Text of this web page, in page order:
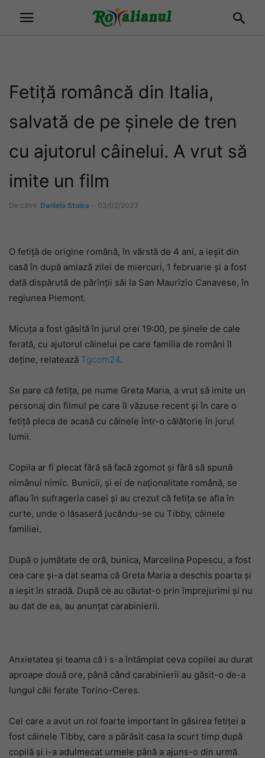
Fetiță româncă din Italia,
salvată de pe șinele de tren
cu ajutorul câinelui. A vrut să
imite un film
De către Daniela Stoica - 03/02/2023
O fetiță de origine română, în vârstă de 4 ani, a ieșit din
casă în după amiază zilei de miercuri, 1 februarie și a fost
dată dispărută de părinții săi la San Maurizio Canavese, în
regiunea Piemont.
Micuța a fost găsită în jurul orei 19:00, pe șinele de cale
ferată, cu ajutorul câinelui pe care familia de români îl
deține, relatează Tgcom24.
Se pare că fetița, pe nume Greta Maria, a vrut să imite un
personaj din filmul pe care îl văzuse recent și în care o
fetiță pleca de acasă cu câinele într-o călătorie în jurul
lumii.
Copila ar fi plecat fără să facă zgomot și fără să spună
nimănui nimic. Bunicii, și ei de naționalitate română, se
aflau în sufrageria casei și au crezut că fetița se afla în
curte, unde o lăsaseră jucându-se cu Tibby, câinele
familiei.
După o jumătate de oră, bunica, Marcelina Popescu, a fost
cea care și-a dat seama că Greta Maria a deschis poarta și
a ieșit în stradă. După ce au căutat-o prin împrejurimi și nu
au dat de ea, au anunțat carabinierii.
Anxietatea și teama că i s-a întâmplat ceva copilei au durat
aproape două ore, până când carabinierii au găsit-o de-a
lungul căii ferate Torino-Ceres.
Cel care a avut un rol foarte important în găsirea fetiței a
fost câinele Tibby, care a părăsit casa la scurt timp după
copilă și i-a adulmecat urmele până a ajuns-o din urmă.